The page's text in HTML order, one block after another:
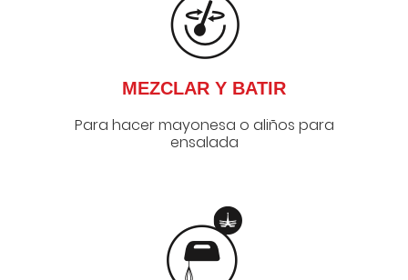
MEZCLAR Y BATIR
Para hacer mayonesa o aliños para
ensalada